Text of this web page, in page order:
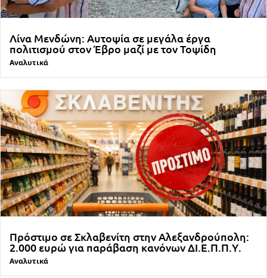
Λίνα Μενδώνη: Αυτοψία σε μεγάλα έργα
πολιτισμού στον Έβρο μαζί με τον Τοψίδη
Αναλυτικά
Πρόστιμο σε Σκλαβενίτη στην Αλεξανδρούπολη:
2.000 ευρώ για παράβαση κανόνων ΔΙ.Ε.Π.Π.Υ.
Αναλυτικά